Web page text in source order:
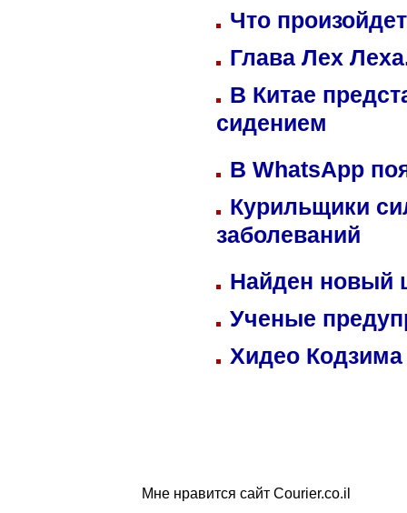
Что
Глава Лех
В Китае
сидением
В WhatsApp
Курильщики
заболеваний
Найден
Ученые
Хидео
Мне нравится сайт Courier.co.il